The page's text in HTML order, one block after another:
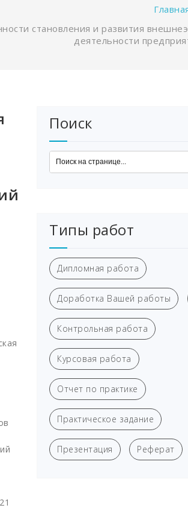
становления и развития
деятельности
Поиск
Типы работ
Дипломная работа
Доработка Вашей работы
Контрольная работа
Курсовая работа
Отчет по практике
Практическое задание
Презентация Реферат